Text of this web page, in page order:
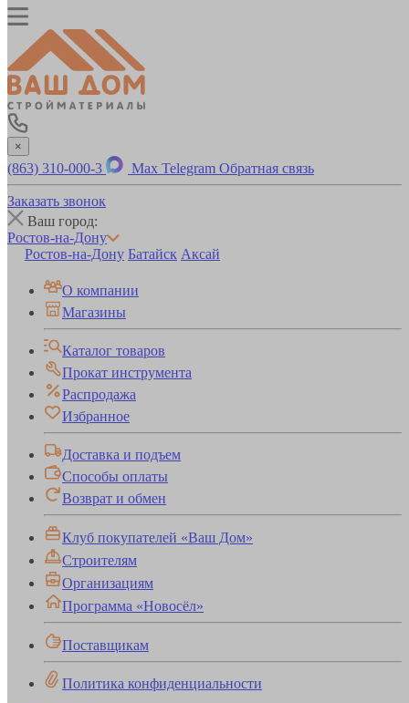
×
(863) 310-000-3 Max Telegram Обратная связь
Заказать звонок
Ваш город:
Ростов-на-Дону
Ростов-на-Дону Батайск Аксай
О компании
Магазины
Каталог товаров
Прокат инструмента
Распродажа
Избранное
Доставка и подъем
Способы оплаты
Возврат и обмен
Клуб покупателей «Ваш Дом»
Строителям
Организациям
Программа «Новосёл»
Поставщикам
Политика конфиденциальности